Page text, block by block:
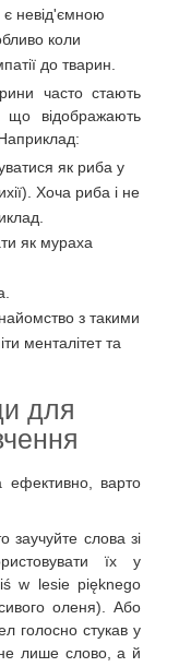
невід'ємною
коли
до тварин.
часто стають
що відображають
як риба у
Хоча риба і не
як мураха
з такими
менталітет та
для
ефективно, варто
заучуйте слова зі
їх у
w lesie pięknego
оленя). Або
голосно стукав у
лише слово, а й